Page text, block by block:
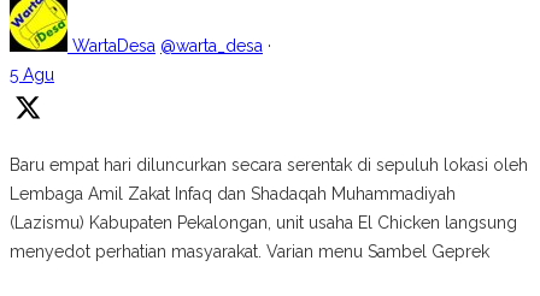
WartaDesa @warta_desa ·
5 Agu
Baru empat hari diluncurkan secara serentak di sepuluh lokasi oleh
Lembaga Amil Zakat Infaq dan Shadaqah Muhammadiyah
(Lazismu) Kabupaten Pekalongan, unit usaha El Chicken langsung
menyedot perhatian masyarakat. Varian menu Sambel Geprek